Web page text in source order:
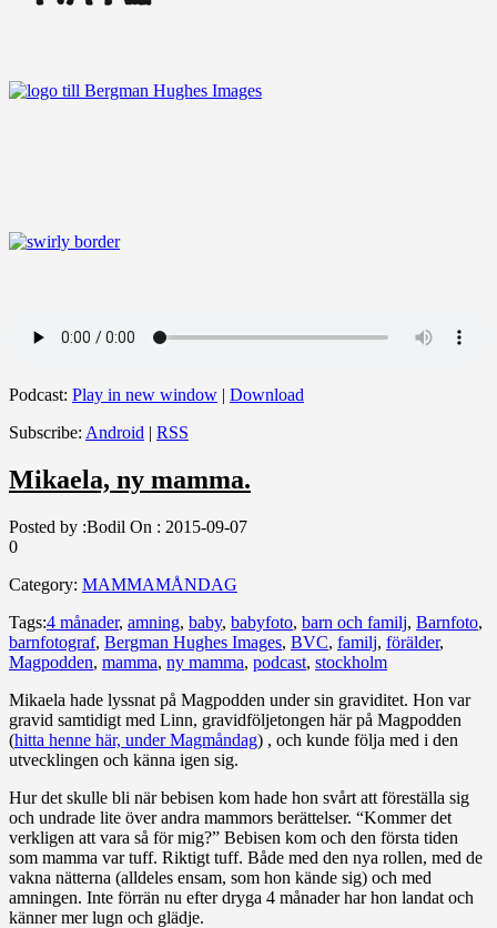
Podcast: Play in new window | Download
Subscribe: Android | RSS
Mikaela, ny mamma.
Posted by :Bodil On : 2015-09-07
0
Category: MAMMAMÅNDAG
Tags:4 månader, amning, baby, babyfoto, barn och familj, Barnfoto,
barnfotograf, Bergman Hughes Images, BVC, familj, förälder,
Magpodden, mamma, ny mamma, podcast, stockholm
Mikaela hade lyssnat på Magpodden under sin graviditet. Hon var
gravid samtidigt med Linn, gravidföljetongen här på Magpodden
(hitta henne här, under Magmåndag) , och kunde följa med i den
utvecklingen och känna igen sig.
Hur det skulle bli när bebisen kom hade hon svårt att föreställa sig
och undrade lite över andra mammors berättelser. “Kommer det
verkligen att vara så för mig?” Bebisen kom och den första tiden
som mamma var tuff. Riktigt tuff. Både med den nya rollen, med de
vakna nätterna (alldeles ensam, som hon kände sig) och med
amningen. Inte förrän nu efter dryga 4 månader har hon landat och
känner mer lugn och glädje.